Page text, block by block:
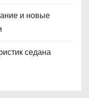
и новые
седана